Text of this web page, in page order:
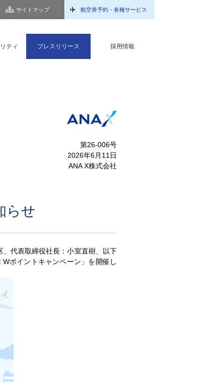
サイトマップ 航空券予約・各種サービス
ティ プレスリリース 採用情報
第26-006号
2026年6月11日
ANA X株式会社
らせ
代表取締役社長：小室直樹、以下
ポイントキャンペーン」を開催し